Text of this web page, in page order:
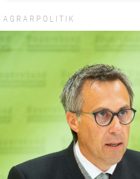
AGRARPOLITIK